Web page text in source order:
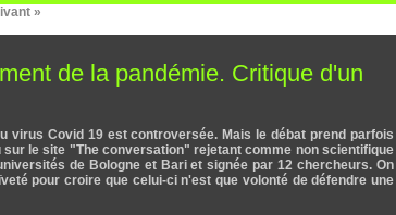
»
de la pandémie. Critique d'un
virus Covid 19 est controversée. Mais le débat prend parfois
le site "The conversation" rejetant comme non scientifique
de Bologne et Bari et signée par 12 chercheurs. On
pour croire que celui-ci n'est que volonté de défendre une